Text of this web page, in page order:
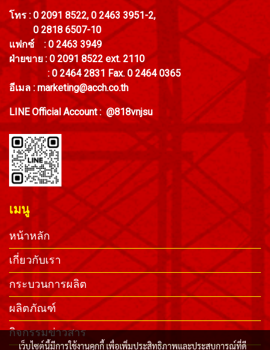
โทร : 0 2091 8522, 0 2463 3951-2,
0 2818 6507-10
แฟกซ์ : 0 2463 3949
ฝ่ายขาย : 0 2091 8522 ext. 2110
: 0 2464 2831 Fax. 0 2464 0365
อีเมล : marketing@acch.co.th
LINE Official Account : @818vnjsu
เมนู
หน้าหลัก
เกี่ยวกับเรา
กระบวนการผลิต
ผลิตภัณฑ์
กิจกรรมข่าวสาร
เว็บไซต์นี้มีการใช้งานคุกกี้ เพื่อเพิ่มประสิทธิภาพและประสบการณ์ที่ดี